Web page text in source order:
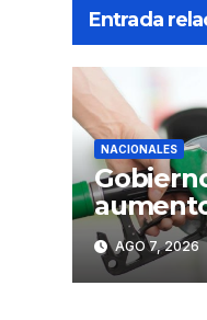
Entrada
NACIONALES
pesos a
AGO 7, 2026